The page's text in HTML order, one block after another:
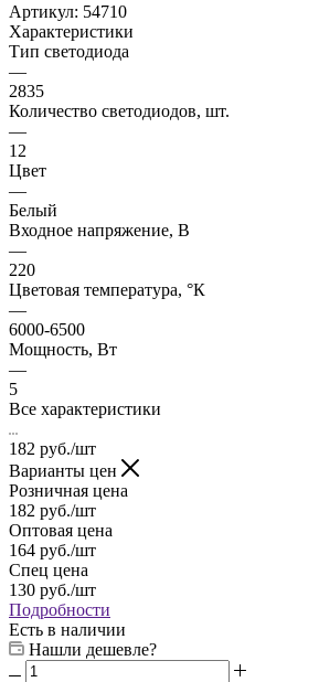
Артикул: 54710
Характеристики
Тип светодиода
—
2835
Количество светодиодов, шт.
—
12
Цвет
—
Белый
Входное напряжение, В
—
220
Цветовая температура, °К
—
6000-6500
Мощность, Вт
—
5
Все характеристики
182 руб./шт
Варианты цен
Розничная цена
182 руб./шт
Оптовая цена
164 руб./шт
Спец цена
130 руб./шт
Подробности
Есть в наличии
Нашли дешевле?